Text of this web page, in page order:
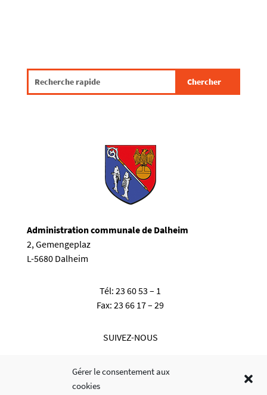
Gérer le consentement aux
cookies
Administration communale de Dalheim
2, Gemengeplaz
L-5680 Dalheim
Tél:23 60 53 – 1
Fax:23 66 17 – 29
SUIVEZ-NOUS